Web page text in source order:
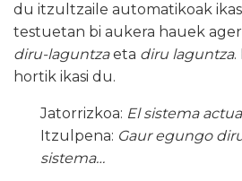
du itzultzaile automatikoak
testuetan bi aukera hauek
diru-laguntzaeta diru laguntza.
hortik ikasi du.
Jatorrizkoa: El sistema
Itzulpena: Gaur egungo
sistema…